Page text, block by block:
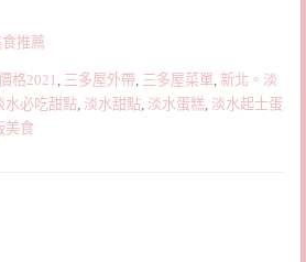
推薦
格2021, 三多屋外帶, 三多屋菜單, 新北。淡
水必吃甜點, 淡水甜點, 淡水蛋糕, 淡水起士蛋
美食